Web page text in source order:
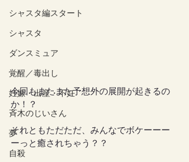
シャスタ編スタート
シャスタ
ダンスミュア
覚醒／毒出し
妊娠・出産・不妊
斉木のじいさん
夢
自殺
今回もまたまた予想外の展開が起きるの
か！？
それともただただ、みんなでボケーーー
ーっと癒されちゃう？？